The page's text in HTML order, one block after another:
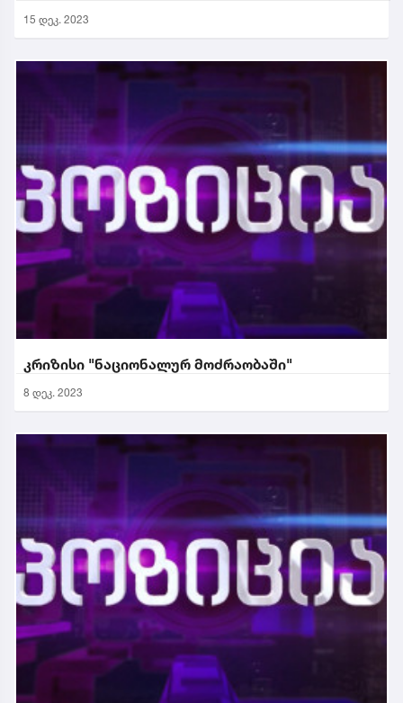
15 დეკ. 2023
კრიზისი "ნაციონალურ მოძრაობაში"
8 დეკ. 2023